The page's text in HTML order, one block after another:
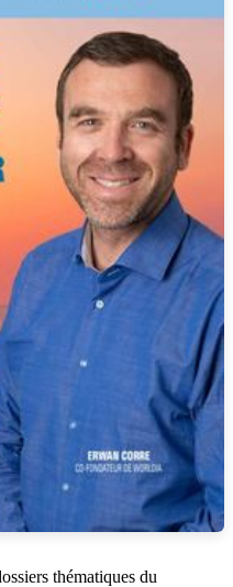
thématiques du